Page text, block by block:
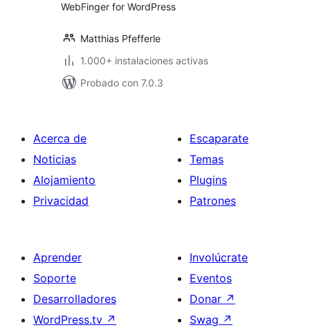
WebFinger for WordPress
Matthias Pfefferle
1.000+ instalaciones activas
Probado con 7.0.3
Acerca de
Noticias
Alojamiento
Privacidad
Escaparate
Temas
Plugins
Patrones
Aprender
Soporte
Desarrolladores
WordPress.tv ↗
Involúcrate
Eventos
Donar ↗
Swag ↗